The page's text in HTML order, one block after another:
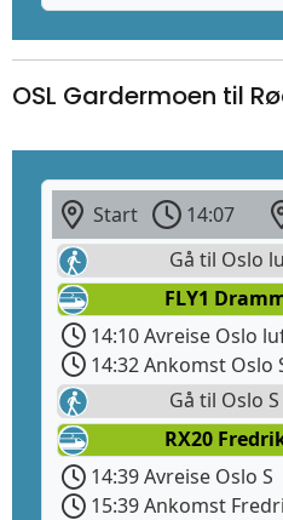
OSL Gardermoen til
Start 14:07
Gå til Oslo
FLY1
14:10 Avreise Oslo
14:32 Ankomst Oslo
Gå til Oslo S
RX20
14:39 Avreise Oslo S
15:39 Ankomst